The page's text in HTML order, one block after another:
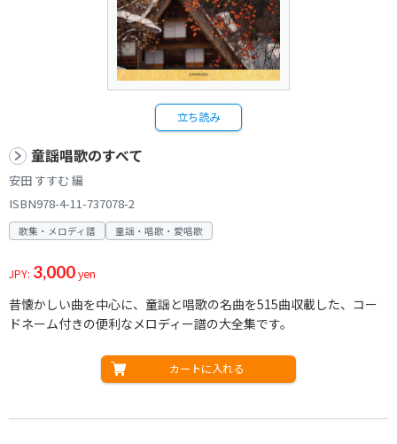
立ち読み
童謡唱歌のすべて
安田 すすむ 編
ISBN978-4-11-737078-2
歌集・メロディ譜 童謡・唱歌・愛唱歌
JPY: 3,000yen
昔懐かしい曲を中心に、童謡と唱歌の名曲を515曲収載した、コー
ドネーム付きの便利なメロディー譜の大全集です。
カートに入れる